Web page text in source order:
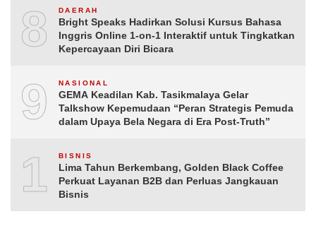
8 DAERAH
Bright Speaks Hadirkan Solusi Kursus Bahasa
Inggris Online 1-on-1 Interaktif untuk Tingkatkan
Kepercayaan Diri Bicara
9 NASIONAL
GEMA Keadilan Kab. Tasikmalaya Gelar
Talkshow Kepemudaan “Peran Strategis Pemuda
dalam Upaya Bela Negara di Era Post-Truth”
10BISNIS
Lima Tahun Berkembang, Golden Black Coffee
Perkuat Layanan B2B dan Perluas Jangkauan
Bisnis